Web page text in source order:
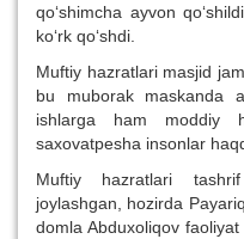
qo‘shimcha ayvon
ko‘rk qo‘shdi.
Muftiy hazratlari masjid
bu muborak maskanda
ishlarga ham moddiy
saxovatpesha insonlar
Muftiy hazratlari
joylashgan, hozirda
domla Abduxoliqov